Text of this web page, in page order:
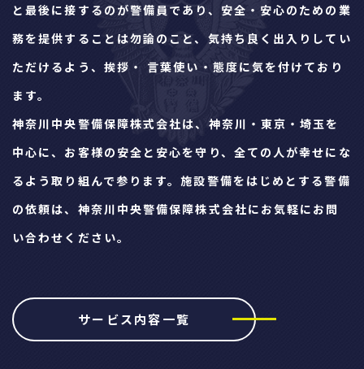
と最後に接するのが警備員であり、安全・安心のための業
務を提供することは勿論のこと、気持ち良く出入りしてい
ただけるよう、挨拶・ 言葉使い・態度に気を付けており
ます。
神奈川中央警備保障株式会社は、神奈川・東京・埼玉を
中心に、お客様の安全と安心を守り、全ての人が幸せにな
るよう取り組んで参ります。施設警備をはじめとする警備
の依頼は、神奈川中央警備保障株式会社にお気軽にお問
い合わせください。
サービス内容一覧